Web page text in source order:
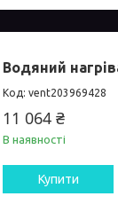
Водяний
vent203969428
11 064 ₴
В наявності
Купити